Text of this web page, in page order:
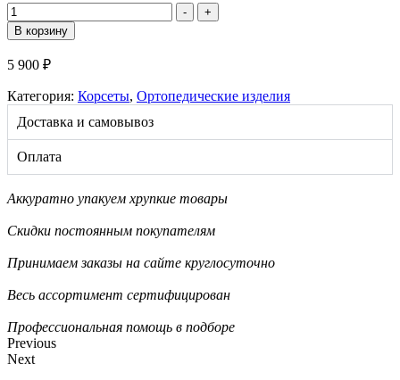
Количество
товара
КК-02
Корсет
ортопедический
с
дополнительной
стяжкой
-
+
В корзину
5 900 ₽
Категория: Корсеты, Ортопедические изделия
Доставка и самовывоз
Оплата
Аккуратно упакуем хрупкие товары
Скидки постоянным покупателям
Принимаем заказы на сайте круглосуточно
Весь ассортимент сертифицирован
Профессиональная помощь в подборе
Previous
Next